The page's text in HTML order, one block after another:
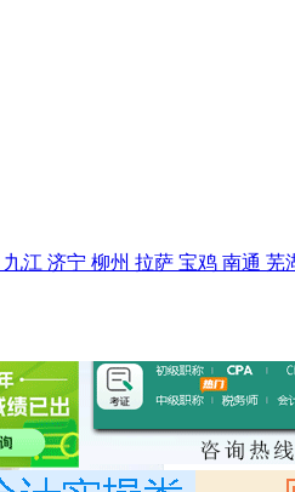
九江 济宁 柳州 拉萨 宝鸡 南通 芜